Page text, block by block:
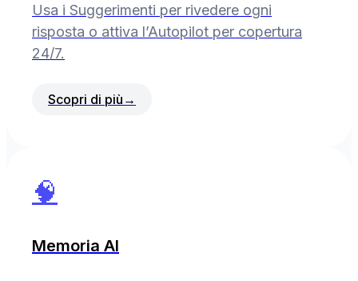
Usa i Suggerimenti per rivedere ogni
risposta o attiva l’Autopilot per copertura
24/7.
Scopri di più →
🧠
Memoria AI